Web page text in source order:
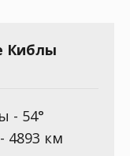
Киблы
- 54°
4893 км